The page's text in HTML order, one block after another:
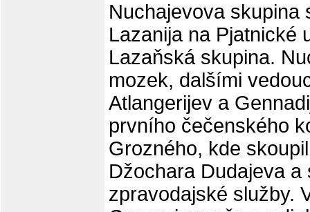
Nuchajevova skupina
Lazanija na Pjatnické
Lazaňská skupina.
mozek, dalšími
Atlangerijev a
prvního čečenského
Grozného, kde
Džochara Dudajeva
zpravodajské služby.